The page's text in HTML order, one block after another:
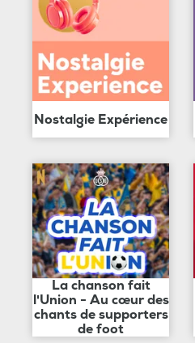
Nostalgie Expérience
La chanson fait
l'Union - Au cœur des
chants de supporters
de foot